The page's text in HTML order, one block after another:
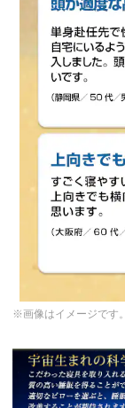
※画像はイメージです。